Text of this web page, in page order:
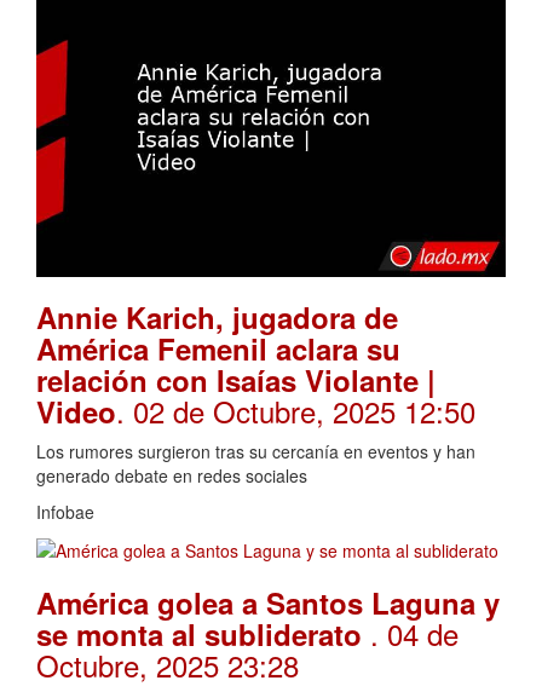
Annie Karich, jugadora de
América Femenil aclara su
relación con Isaías Violante |
Video. 02 de Octubre, 2025 12:50
Los rumores surgieron tras su cercanía en eventos y han
generado debate en redes sociales
Infobae
América golea a Santos Laguna y
se monta al subliderato . 04 de
Octubre, 2025 23:28